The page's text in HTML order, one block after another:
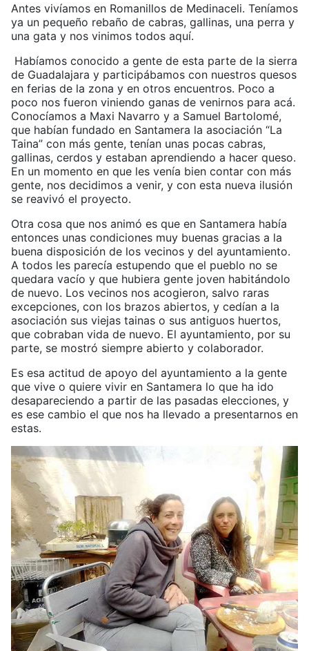
Antes vivíamos en Romanillos de Medinaceli. Teníamos
ya un pequeño rebaño de cabras, gallinas, una perra y
una gata y nos vinimos todos aquí.
Habíamos conocido a gente de esta parte de la sierra
de Guadalajara y participábamos con nuestros quesos
en ferias de la zona y en otros encuentros. Poco a
poco nos fueron viniendo ganas de venirnos para acá.
Conocíamos a Maxi Navarro y a Samuel Bartolomé,
que habían fundado en Santamera la asociación “La
Taina” con más gente, tenían unas pocas cabras,
gallinas, cerdos y estaban aprendiendo a hacer queso.
En un momento en que les venía bien contar con más
gente, nos decidimos a venir, y con esta nueva ilusión
se reavivó el proyecto.
Otra cosa que nos animó es que en Santamera había
entonces unas condiciones muy buenas gracias a la
buena disposición de los vecinos y del ayuntamiento.
A todos les parecía estupendo que el pueblo no se
quedara vacío y que hubiera gente joven habitándolo
de nuevo. Los vecinos nos acogieron, salvo raras
excepciones, con los brazos abiertos, y cedían a la
asociación sus viejas tainas o sus antiguos huertos,
que cobraban vida de nuevo. El ayuntamiento, por su
parte, se mostró siempre abierto y colaborador.
Es esa actitud de apoyo del ayuntamiento a la gente
que vive o quiere vivir en Santamera lo que ha ido
desapareciendo a partir de las pasadas elecciones, y
es ese cambio el que nos ha llevado a presentarnos en
estas.